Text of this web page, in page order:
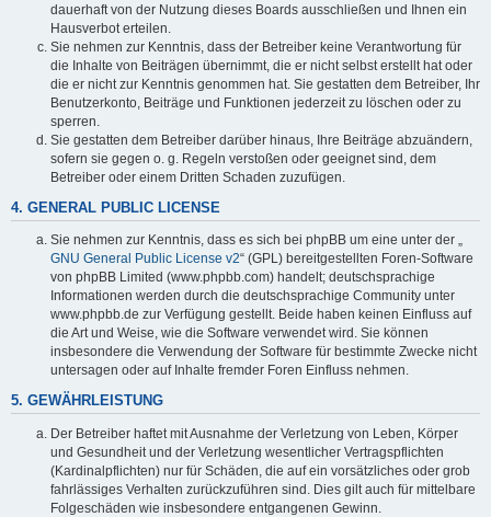
dauerhaft von der Nutzung dieses Boards ausschließen und Ihnen ein
Hausverbot erteilen.
Sie nehmen zur Kenntnis, dass der Betreiber keine Verantwortung für
die Inhalte von Beiträgen übernimmt, die er nicht selbst erstellt hat oder
die er nicht zur Kenntnis genommen hat. Sie gestatten dem Betreiber, Ihr
Benutzerkonto, Beiträge und Funktionen jederzeit zu löschen oder zu
sperren.
Sie gestatten dem Betreiber darüber hinaus, Ihre Beiträge abzuändern,
sofern sie gegen o. g. Regeln verstoßen oder geeignet sind, dem
Betreiber oder einem Dritten Schaden zuzufügen.
4. GENERAL PUBLIC LICENSE
Sie nehmen zur Kenntnis, dass es sich bei phpBB um eine unter der „
GNU General Public License v2“ (GPL) bereitgestellten Foren-Software
von phpBB Limited (www.phpbb.com) handelt; deutschsprachige
Informationen werden durch die deutschsprachige Community unter
www.phpbb.de zur Verfügung gestellt. Beide haben keinen Einfluss auf
die Art und Weise, wie die Software verwendet wird. Sie können
insbesondere die Verwendung der Software für bestimmte Zwecke nicht
untersagen oder auf Inhalte fremder Foren Einfluss nehmen.
5. GEWÄHRLEISTUNG
Der Betreiber haftet mit Ausnahme der Verletzung von Leben, Körper
und Gesundheit und der Verletzung wesentlicher Vertragspflichten
(Kardinalpflichten) nur für Schäden, die auf ein vorsätzliches oder grob
fahrlässiges Verhalten zurückzuführen sind. Dies gilt auch für mittelbare
Folgeschäden wie insbesondere entgangenen Gewinn.